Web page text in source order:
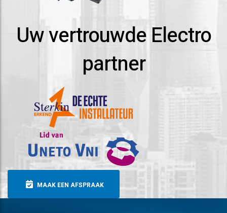
Uw vertrouwde Electro
partner
MAAK EEN AFSPRAAK